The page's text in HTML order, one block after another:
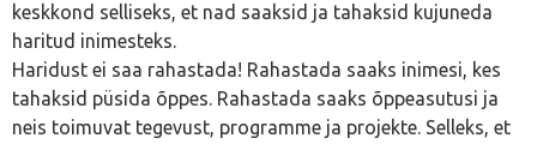
keskkond selliseks, et nad saaksid ja tahaksid kujuneda
haritud inimesteks.
Haridust ei saa rahastada! Rahastada saaks inimesi, kes
tahaksid püsida õppes. Rahastada saaks õppeasutusi ja
neis toimuvat tegevust, programme ja projekte. Selleks, et